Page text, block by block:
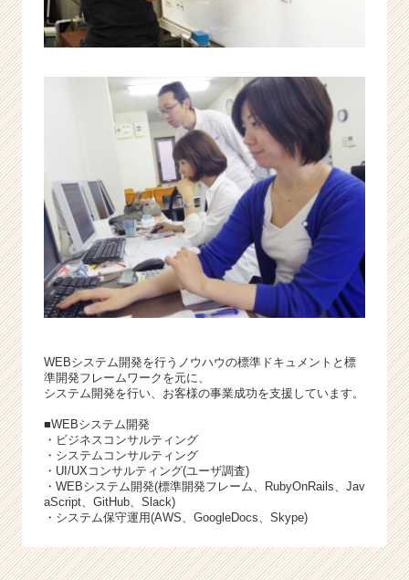
WEBシステム開発を行うノウハウの標準ドキュメントと標
準開発フレームワークを元に、
システム開発を行い、お客様の事業成功を支援しています。
■WEBシステム開発
・ビジネスコンサルティング
・システムコンサルティング
・UI/UXコンサルティング(ユーザ調査)
・WEBシステム開発(標準開発フレーム、RubyOnRails、Jav
aScript、GitHub、Slack)
・システム保守運用(AWS、GoogleDocs、Skype)